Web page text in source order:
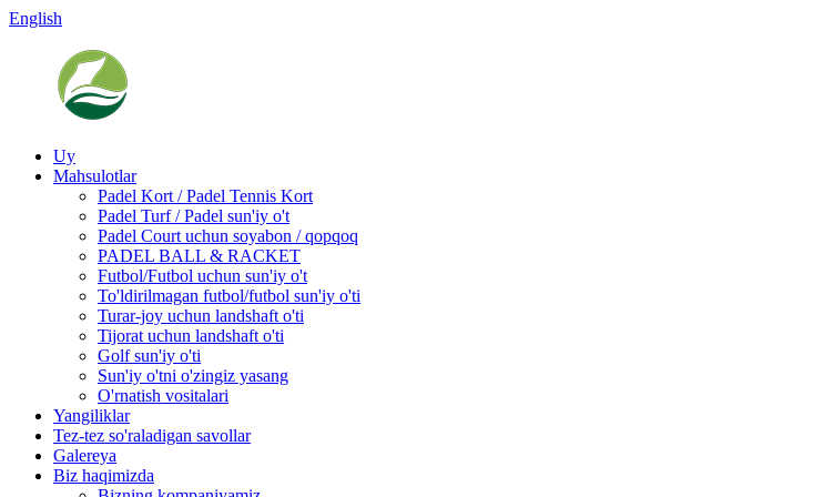
English
Uy
Mahsulotlar
Padel Kort / Padel Tennis Kort
Padel Turf / Padel sun'iy o't
Padel Court uchun soyabon / qopqoq
PADEL BALL & RACKET
Futbol/Futbol uchun sun'iy o't
To'ldirilmagan futbol/futbol sun'iy o'ti
Turar-joy uchun landshaft o'ti
Tijorat uchun landshaft o'ti
Golf sun'iy o'ti
Sun'iy o'tni o'zingiz yasang
O'rnatish vositalari
Yangiliklar
Tez-tez so'raladigan savollar
Galereya
Biz haqimizda